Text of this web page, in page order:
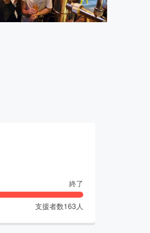
終了
支援者数163 人